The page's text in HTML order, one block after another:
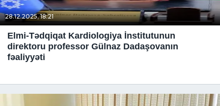
28.12.2025, 18:21
Elmi-Tədqiqat Kardiologiya İnstitutunun
direktoru professor Gülnaz Dadaşovanın
fəaliyyəti